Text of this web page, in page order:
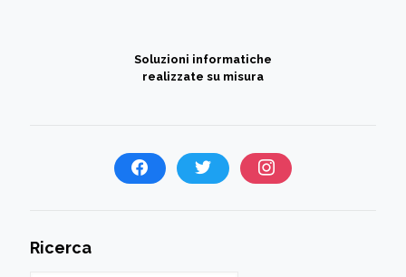
Soluzioni informatiche
realizzate su misura
Ricerca